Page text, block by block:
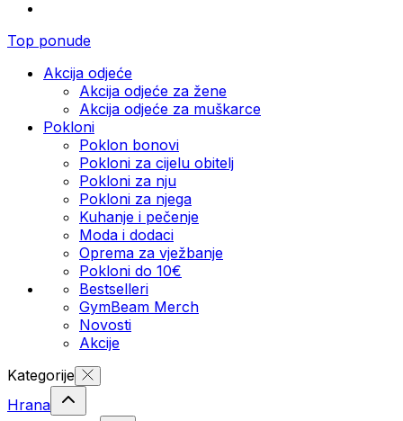
Top ponude
Akcija odjeće
Akcija odjeće za žene
Akcija odjeće za muškarce
Pokloni
Poklon bonovi
Pokloni za cijelu obitelj
Pokloni za nju
Pokloni za njega
Kuhanje i pečenje
Moda i dodaci
Oprema za vježbanje
Pokloni do 10€
Bestselleri
GymBeam Merch
Novosti
Akcije
Kategorije
Hrana